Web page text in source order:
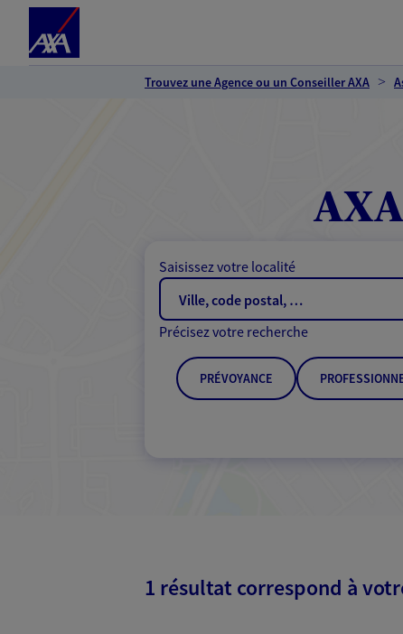
Trouvez une Agence ou un Conseiller AXA
Saisissez votre localité
Précisez votre recherche
PRÉVOYANCE
1 résultat correspond à